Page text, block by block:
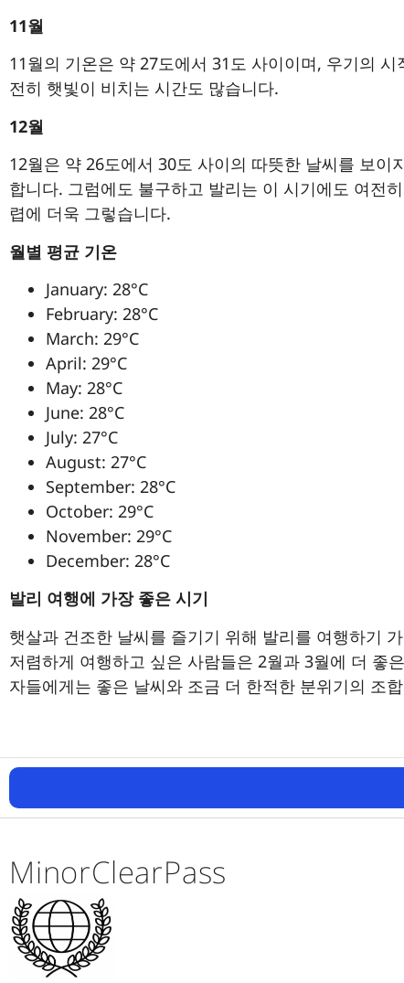
11월
11월의 기온은 약 27도에서 31도 사이이며, 우기의
전히 햇빛이 비치는 시간도 많습니다.
12월
12월은 약 26도에서 30도 사이의 따뜻한 날씨를 보
합니다. 그럼에도 불구하고 발리는 이 시기에도 여전
렵에 더욱 그렇습니다.
월별 평균 기온
January: 28°C
February: 28°C
March: 29°C
April: 29°C
May: 28°C
June: 28°C
July: 27°C
August: 27°C
September: 28°C
October: 29°C
November: 29°C
December: 28°C
발리 여행에 가장 좋은 시기
햇살과 건조한 날씨를 즐기기 위해 발리를 여행하기
저렴하게 여행하고 싶은 사람들은 2월과 3월에 더 좋
자들에게는 좋은 날씨와 조금 더 한적한 분위기의 조
MinorClearPass